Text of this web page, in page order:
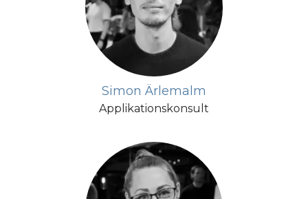
Simon Ärlemalm
Applikationskonsult